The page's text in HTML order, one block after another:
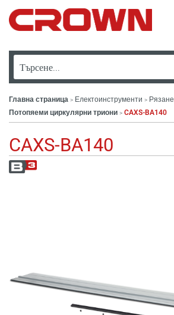
Главна страница > Електоинструменти > Рязане
Потопяеми циркулярни триони > CAXS-BA140
CAXS-BA140